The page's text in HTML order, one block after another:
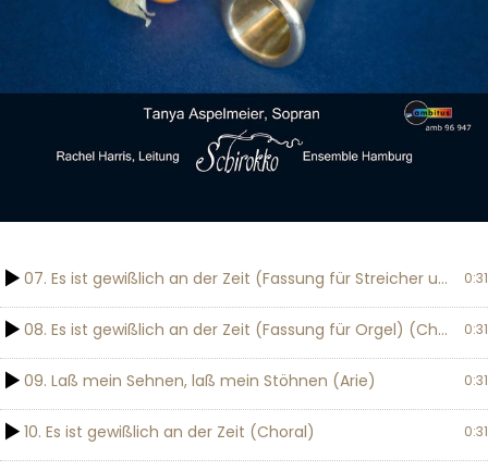
07. Es ist gewißlich an der Zeit (Fassung für Streicher und Bc) (Choral) 0:31
08. Es ist gewißlich an der Zeit (Fassung für Orgel) (Choral) 0:31
09. Laß mein Sehnen, laß mein Stöhnen (Arie) 0:31
10. Es ist gewißlich an der Zeit (Choral) 0:31